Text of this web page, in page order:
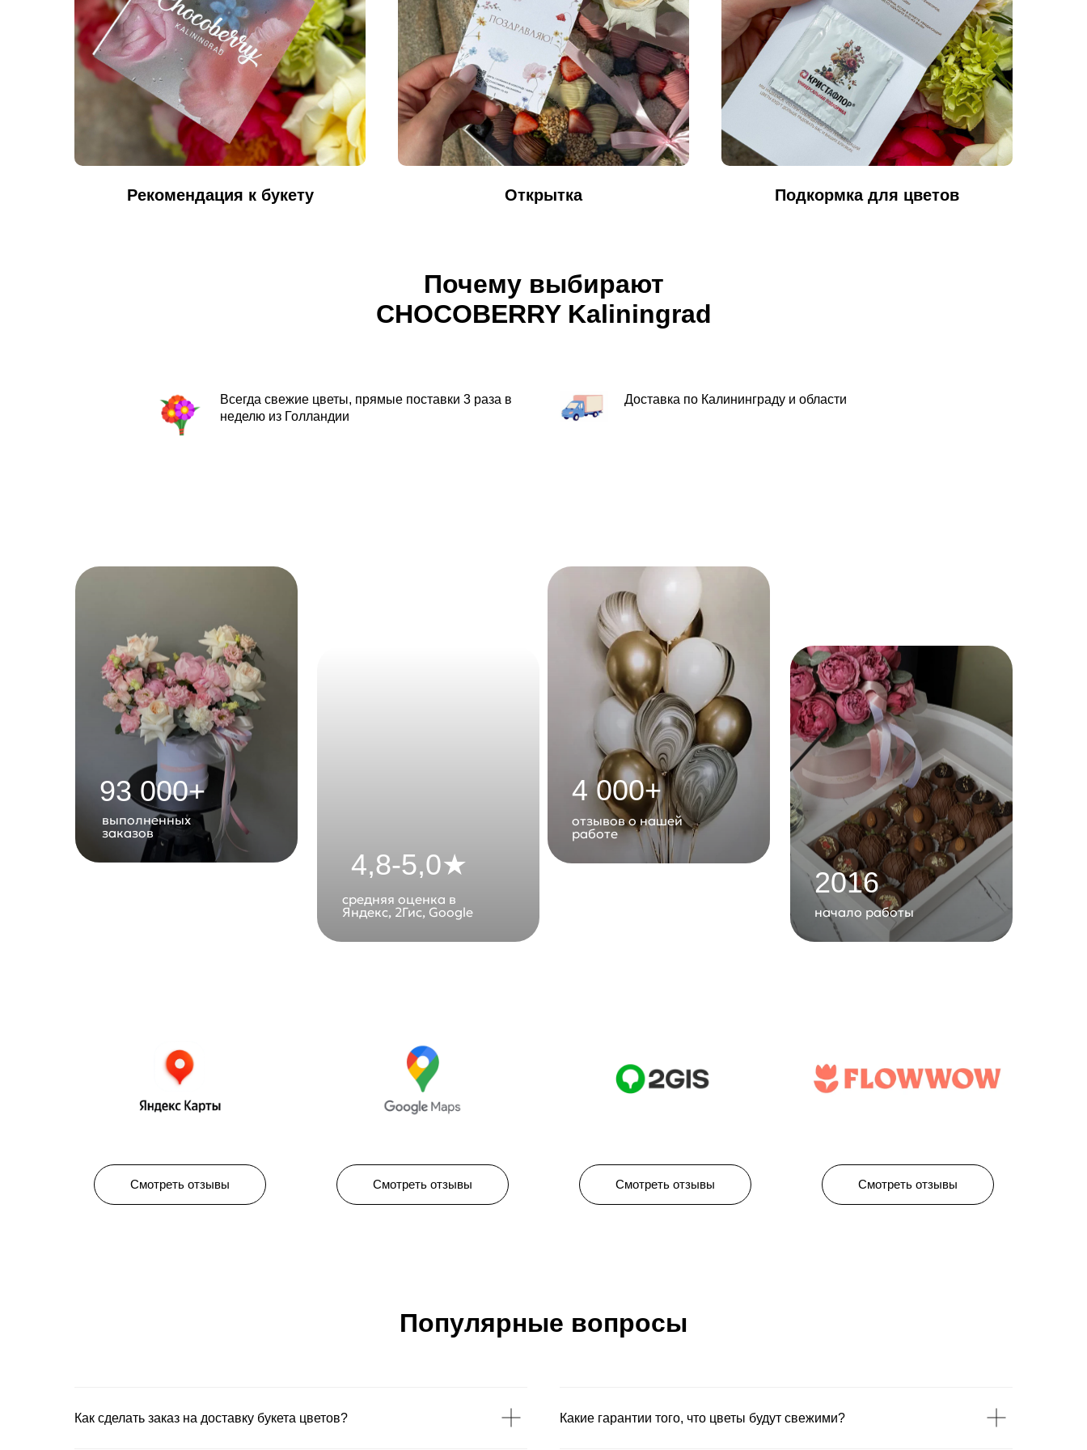
Рекомендация к букету Открытка Подкормка для цветов
Почему выбирают
CHOCOBERRY Kaliningrad
Всегда свежие цветы, прямые поставки 3 раза в
неделю из Голландии
Доставка по Калининграду и области
4,8-5,0★
средняя оценка в
Яндекс, 2Гис, Google
4 000+
2016
выполненных
заказов
начало работы
93 000+
отзывов о нашей
работе
Смотреть отзывы Смотреть отзывы Смотреть отзывы Смотреть отзывы
Популярные вопросы
Как сделать заказ на доставку букета цветов? Какие гарантии того, что цветы будут свежими?